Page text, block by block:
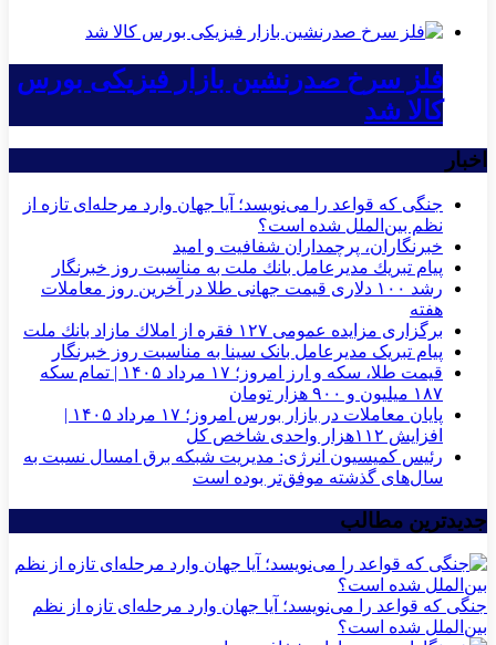
فلز سرخ صدرنشین بازار فیزیکی بورس
کالا شد
اخبار
جنگی که قواعد را می‌نویسد؛ آیا جهان وارد مرحله‌ای تازه از
نظم بین‌الملل شده است؟
خبرنگاران، پرچمداران شفافیت و امید
پیام تبریك مدیرعامل بانك ملت به مناسبت روز خبرنگار
رشد ۱۰۰ دلاری قیمت جهانی طلا در آخرین روز معاملات
هفته
برگزاری مزایده عمومی ۱۲۷ فقره از املاك مازاد بانك ملت
پیام تبریک مدیرعامل بانک سینا به مناسبت روز خبرنگار
قیمت طلا، سکه و ارز امروز؛ ۱۷ مرداد ۱۴۰۵ | تمام سکه
۱۸۷ میلیون و ۹۰۰ هزار تومان
پایان معاملات در بازار بورس امروز؛ ۱۷ مرداد ۱۴۰۵ |
افزایش ۱۱۲هزار واحدی شاخص کل
رئیس کمیسیون انرژی: مدیریت شبکه برق امسال نسبت به
سال‌های گذشته موفق‌تر بوده است
جدیدترین مطالب
جنگی که قواعد را می‌نویسد؛ آیا جهان وارد مرحله‌ای تازه از نظم
بین‌الملل شده است؟